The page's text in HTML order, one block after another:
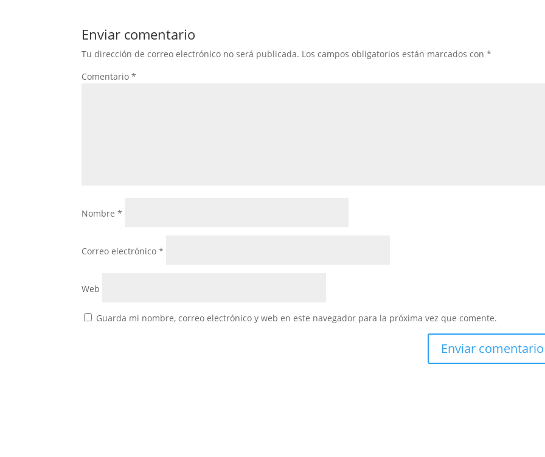
Enviar comentario
Tu dirección de correo electrónico no será publicada. Los campos obligatorios están marcados con*
Comentario*
Nombre*
Correo electrónico*
Web
Guarda mi nombre, correo electrónico y web en este navegador para la próxima vez que comente.